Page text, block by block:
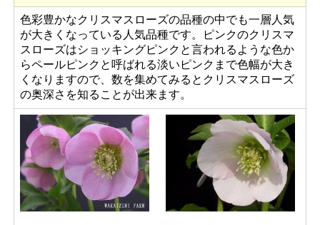
色彩豊かなクリスマスローズの品種の中でも一層人気
が大きくなっている人気品種です。ピンクのクリスマ
スローズはショッキングピンクと言われるような色か
らペールピンクと呼ばれる淡いピンクまで色幅が大き
くなりますので、数を集めてみるとクリスマスローズ
の奥深さを知ることが出来ます。